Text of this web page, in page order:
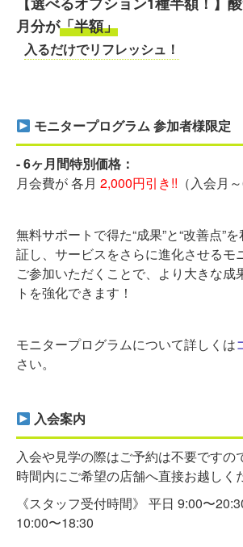
月分が「半額」
入るだけでリフレッシュ！
モニタープログラム 参加者様限定
- 6ヶ月間特別価格：
月会費が 各月 2,000円引き!! （入会月
無料サポートで得た“成果”と“改善点”
証し、サービスをさらに進化させるモ
ご参加いただくことで、より大きな成
トを強化できます！
モニタープログラムについて詳しくは
さい。
入会案内
入会や見学の際はご予約は不要ですの
時間内にご希望の店舗へ直接お越しく
《スタッフ受付時間》 平日 9:00〜
10:00〜18:30